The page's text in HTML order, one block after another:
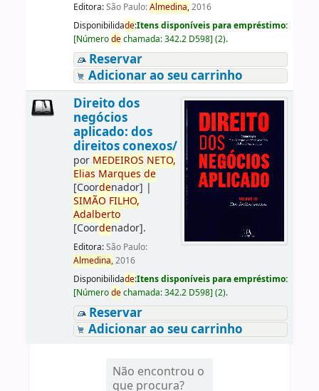
Editora:São Paulo:Almedina,2016
Disponibilidade:Itens disponíveis para empréstimo:
[Númerodechamada:342.2 D598] (2).
Reservar
Adicionar ao seu carrinho
Direito dos
negócios
aplicado: dos
direitos conexos/
por MEDEIROS NETO,
Elias Marques de
[Coordenador] |
SIMÃO FILHO,
Adalberto
[Coordenador].
Editora:São Paulo:
Almedina,2016
Disponibilidade:Itens disponíveis para empréstimo:
[Númerodechamada:342.2 D598] (2).
Reservar
Adicionar ao seu carrinho
Não encontrou o
que procura?